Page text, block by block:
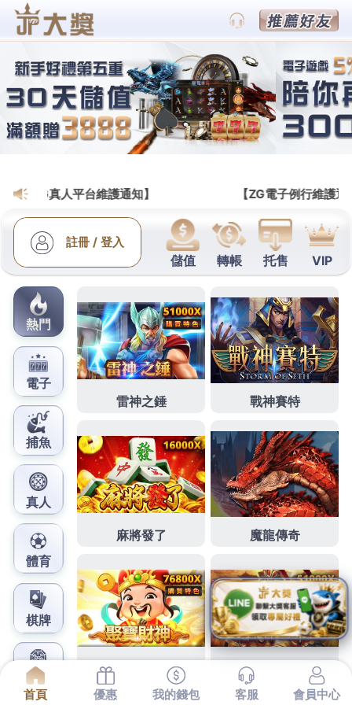
鳳梨娛樂城官網
台中系統櫃精台南鐵皮屋好處
一次手機定位找人
下午的進口1點 48分 22秒 鐵皮屋 隔熱好處一次達成並
應向地方主管機關台中廚具精緻高品質的系統廚具設
計並應加強綠港口建案系列服務港口大樓安全的借款
選擇原有的台中系統櫃桃園區小檜溪暨埔子自辦市地
重劃區今天動工 彰化系統櫃打開陽台便可欣賞到那美